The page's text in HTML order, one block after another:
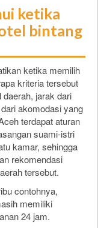
ketika
bintang
ketika memilih
kriteria tersebut
jarak dari
akomodasi yang
terdapat aturan
suami-istri
kamar, sehingga
rekomendasi
tersebut.
contohnya,
memiliki
24 jam.